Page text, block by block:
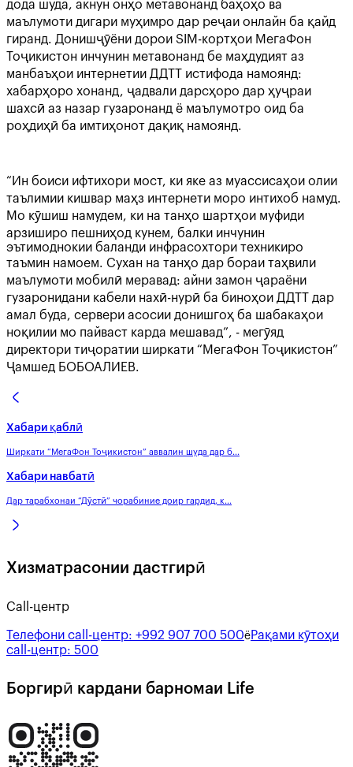
дода шуда, акнун онҳо метавонанд баҳоҳо ва
маълумоти дигари муҳимро дар реҷаи онлайн ба қайд
гиранд. Донишҷӯёни дорои SIM-кортҳои МегаФон
Тоҷикистон инчунин метавонанд бе маҳдудият аз
манбаъҳои интернетии ДДТТ истифода намоянд:
хабарҳоро хонанд, ҷадвали дарсҳоро дар ҳуҷраи
шахсӣ аз назар гузаронанд ё маълумотро оид ба
роҳдиҳӣ ба имтиҳонот дақиқ намоянд.
“Ин боиси ифтихори мост, ки яке аз муассисаҳои олии
таълимии кишвар маҳз интернети моро интихоб намуд.
Мо кӯшиш намудем, ки на танҳо шартҳои муфиди
арзиширо пешниҳод кунем, балки инчунин
эътимоднокии баланди инфрасохтори техникиро
таъмин намоем. Сухан на танҳо дар бораи таҳвили
маълумоти мобилӣ меравад: айни замон ҷараёни
гузаронидани кабели нахӣ-нурӣ ба биноҳои ДДТТ дар
амал буда, сервери асосии донишгоҳ ба шабакаҳои
ноқилии мо пайваст карда мешавад”, - мегӯяд
директори тиҷоратии ширкати “МегаФон Тоҷикистон”
Ҷамшед БОБОАЛИЕВ.
Хабари қаблӣ
Ширкати “МегаФон Тоҷикистон” аввалин шуда дар б...
Хабари навбатӣ
Дар тарабхонаи “Дӯстӣ” чорабиние доир гардид, к...
Хизматрасонии дастгирӣ
Call-центр
Телефони call-центр: +992 907 700 500ёРақами кӯтоҳи
call-центр: 500
Боргирӣ кардани барномаи Life